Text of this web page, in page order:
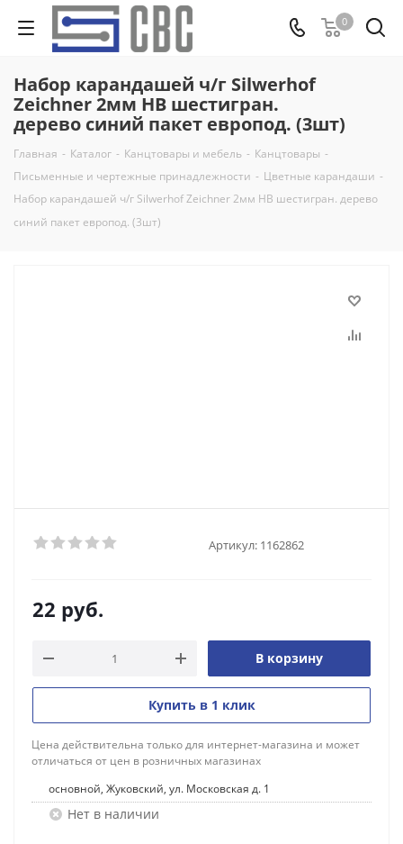
0
Набор карандашей ч/г Silwerhof
Zeichner 2мм HB шестигран.
дерево синий пакет европод. (3шт)
Главная - Каталог - Канцтовары и мебель - Канцтовары -
Письменные и чертежные принадлежности - Цветные карандаши -
Набор карандашей ч/г Silwerhof Zeichner 2мм HB шестигран. дерево
синий пакет европод. (3шт)
Артикул: 1162862
22 руб.
В корзину
Купить в 1 клик
Цена действительна только для интернет-магазина и может
отличаться от цен в розничных магазинах
основной, Жуковский, ул. Московская д. 1
Нет в наличии